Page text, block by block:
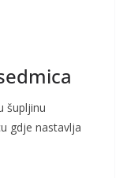
šupljinu
gdje nastavlja